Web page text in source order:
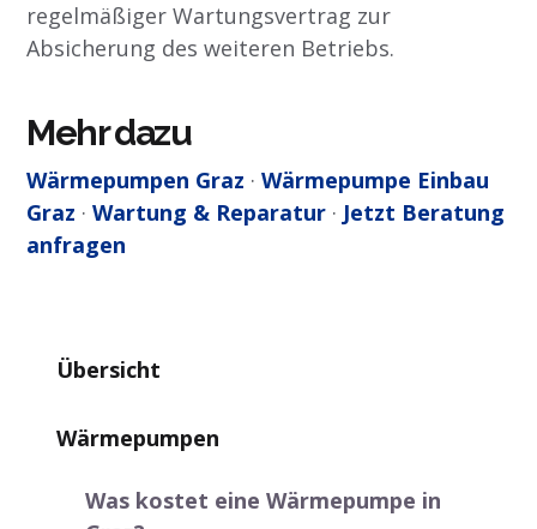
Übersicht
Wärmepumpen
Was kostet eine Wärmepumpe in
regelmäßiger Wartungsvertrag zur
Absicherung des weiteren Betriebs.
Mehr dazu
Wärmepumpen Graz ·Wärmepumpe Einbau
Graz ·Wartung & Reparatur · Jetzt Beratung
anfragen